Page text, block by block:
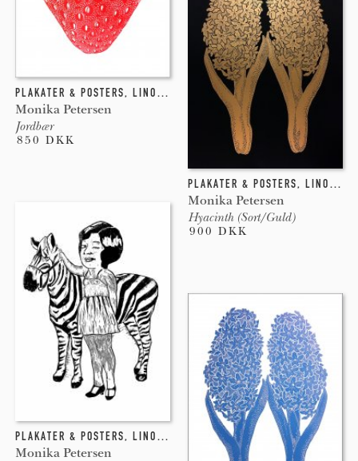
PLAKATER & POSTERS, LINOLEUMSTRYK
Monika Petersen
Jordbær
850 DKK
PLAKATER & POSTERS, LINOLEUMSTRYK
Monika Petersen
Hyacinth (Sort/Guld)
900 DKK
PLAKATER & POSTERS, LINOLEUMSTRYK
Monika Petersen